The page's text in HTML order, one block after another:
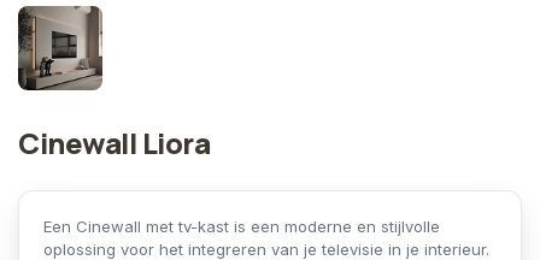
Cinewall Liora
Een Cinewall met tv-kast is een moderne en stijlvolle
oplossing voor het integreren van je televisie in je interieur.